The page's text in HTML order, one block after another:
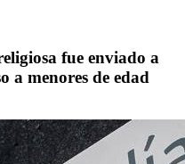
fue enviado a
a menores de edad